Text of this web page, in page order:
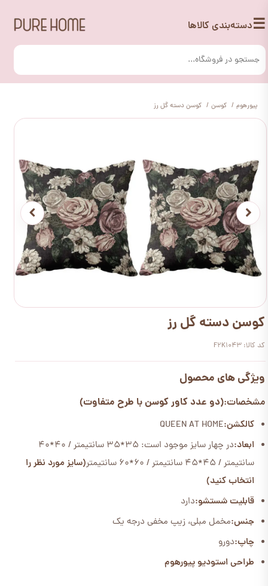
☰دسته‌بندی کالاها
پیورهوم کوسن کوسن دسته گل رز
کوسن دسته گل رز
کد کالا: F2K1043
ویژگی های محصول
مشخصات:(دو عدد کاور کوسن با طرح متفاوت)
کالکشن:QUEEN AT HOME
ابعاد:
در چهار سایز موجود است: 35*35 سانتیمتر / 40*40
سانتیمتر / 45*45 سانتیمتر / 60*60 سانتیمتر
(سایز مورد نظر را
انتخاب کنید)
قابلیت شستشو:دارد
جنس:مخمل مبلی، زیپ مخفی درجه یک
چاپ:دورو
طراحی استودیو پیورهوم